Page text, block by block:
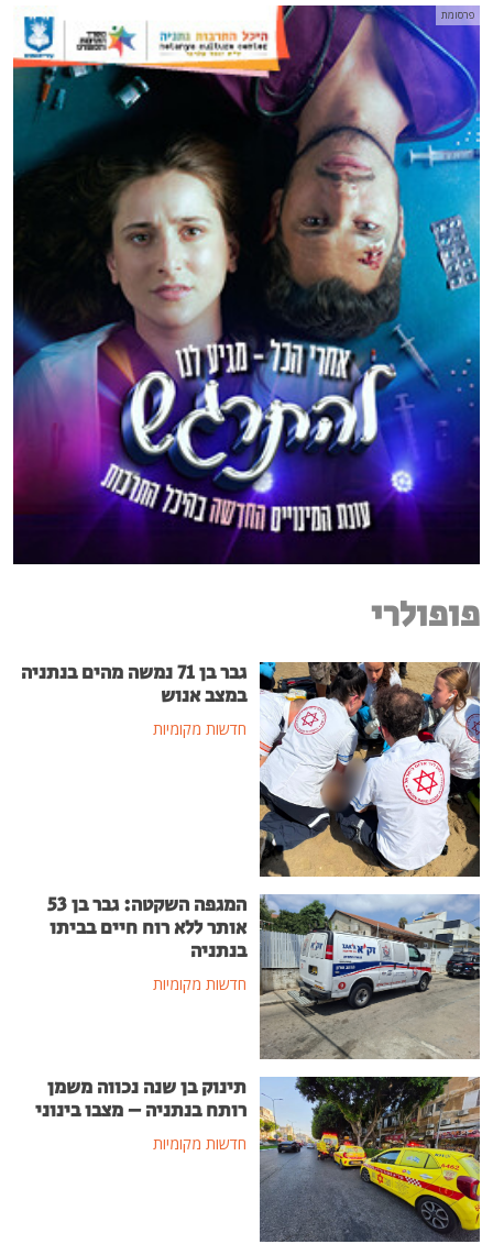
פרסומת
פופולרי
גבר בן 71 נמשה מהים בנתניה
במצב אנוש
חדשות מקומיות
המגפה השקטה: גבר בן 53
אותר ללא רוח חיים בביתו
בנתניה
חדשות מקומיות
תינוק בן שנה נכווה משמן
רותח בנתניה – מצבו בינוני
חדשות מקומיות